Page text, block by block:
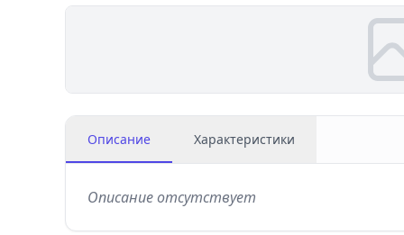
Описание Характеристики
Описание отсутствует